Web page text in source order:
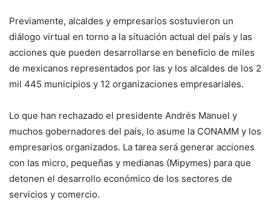
Previamente, alcaldes y empresarios sostuvieron un
diálogo virtual en torno a la situación actual del país y las
acciones que pueden desarrollarse en beneficio de miles
de mexicanos representados por las y los alcaldes de los 2
mil 445 municipios y 12 organizaciones empresariales.
Lo que han rechazado el presidente Andrés Manuel y
muchos gobernadores del país, lo asume la CONAMM y los
empresarios organizados. La tarea será generar acciones
con las micro, pequeñas y medianas (Mipymes) para que
detonen el desarrollo económico de los sectores de
servicios y comercio.